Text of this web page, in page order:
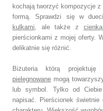
kochają tworzyć kompozycje
formą. Sprawdzi się w
kulkami, ale także z
pierścionkami z mojej oferty.
delikatnie się różnić.
Biżuteria którą
pielęgnowane mogą
lub symbol. Tylko od
napisać. Pierścionek świetnie